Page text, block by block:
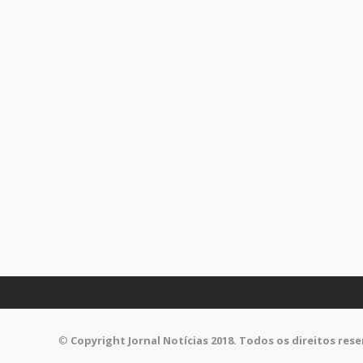
© Copyright Jornal Notícias 2018. Todos os direitos